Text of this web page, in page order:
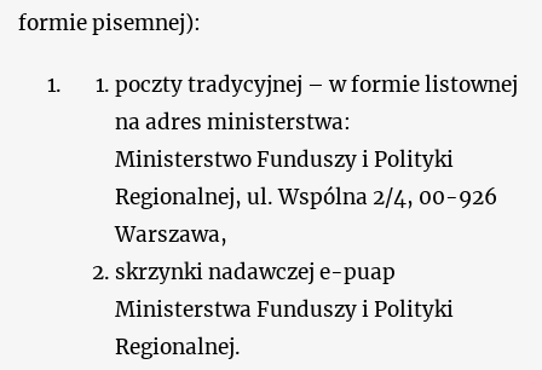
formie pisemnej):
poczty tradycyjnej – w formie listownej
na adres ministerstwa:
Ministerstwo Funduszy i Polityki
Regionalnej, ul. Wspólna 2/4, 00-926
Warszawa,
skrzynki nadawczej e-puap
Ministerstwa Funduszy i Polityki
Regionalnej.